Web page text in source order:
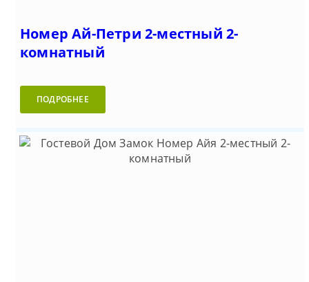
Номер Ай-Петри 2-местный 2-
комнатный
ПОДРОБНЕЕ